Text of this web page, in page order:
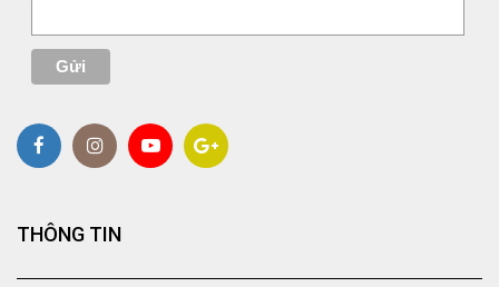
THÔNG TIN